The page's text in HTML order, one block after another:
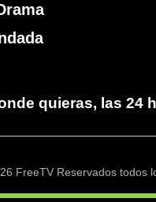
quieras, las 24
FreeTV Reservados todos